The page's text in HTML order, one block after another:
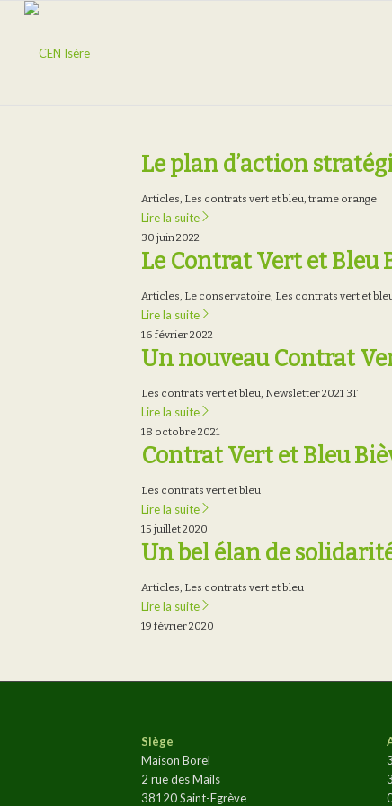
Le plan d’action
Articles, Les contrats vert et bleu, trame orange
Lire la suite
30 juin 2022
Le Contrat Vert et Bleu
Articles, Le conservatoire, Les contrats vert et
Lire la suite
16 février 2022
Un nouveau Contrat
Les contrats vert et bleu, Newsletter 2021 3T
Lire la suite
18 octobre 2021
Contrat Vert et Bleu
Les contrats vert et bleu
Lire la suite
15 juillet 2020
Un bel élan de
Articles, Les contrats vert et bleu
Lire la suite
19 février 2020
Siège
Maison Borel
2 rue des Mails
38120 Saint-Egrève